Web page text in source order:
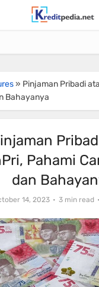
» Pinjaman Pribadi
Bahayanya
Pahami
dan
14, 2023 3 min read